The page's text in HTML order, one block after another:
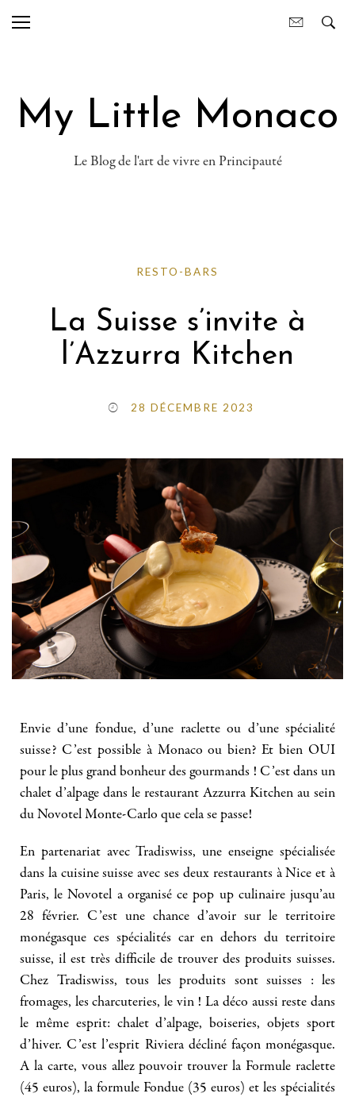
My Little Monaco
Le Blog de l'art de vivre en Principauté
RESTO-BARS
La Suisse s’invite à
l’Azzurra Kitchen
28 DÉCEMBRE 2023
Envie d’une fondue, d’une raclette ou d’une spécialité
suisse? C’est possible à Monaco ou bien? Et bien OUI
pour le plus grand bonheur des gourmands ! C’est dans un
chalet d’alpage dans le restaurant Azzurra Kitchen au sein
du Novotel Monte-Carlo que cela se passe!
En partenariat avec Tradiswiss, une enseigne spécialisée
dans la cuisine suisse avec ses deux restaurants à Nice et à
Paris, le Novotel a organisé ce pop up culinaire jusqu’au
28 février. C’est une chance d’avoir sur le territoire
monégasque ces spécialités car en dehors du territoire
suisse, il est très difficile de trouver des produits suisses.
Chez Tradiswiss, tous les produits sont suisses : les
fromages, les charcuteries, le vin ! La déco aussi reste dans
le même esprit: chalet d’alpage, boiseries, objets sport
d’hiver. C’est l’esprit Riviera décliné façon monégasque.
A la carte, vous allez pouvoir trouver la Formule raclette
(45 euros), la formule Fondue (35 euros) et les spécialités